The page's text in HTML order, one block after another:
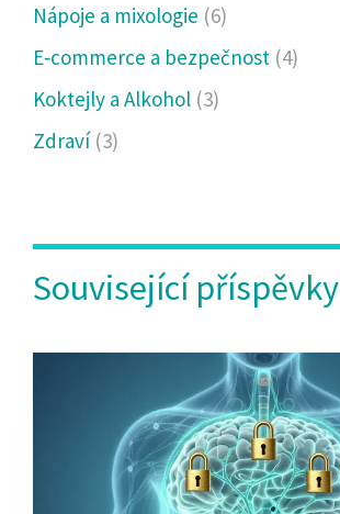
Nápoje a mixologie (6)
E‑commerce a bezpečnost (4)
Koktejly a Alkohol (3)
Zdraví (3)
Související příspěvky